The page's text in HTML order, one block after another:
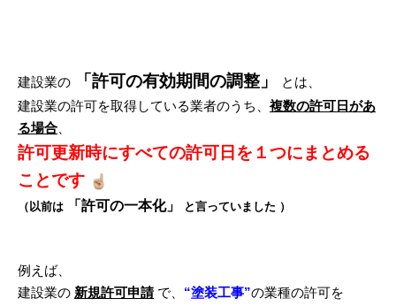
建設業の 「許可の有効期間の調整」
とは、
建設業の許可を取得している業者のうち、 複数の許可日があ
る場合
許可更新時にすべての許可日を１つにまとめる
ことです
（以前は 「許可の一本化」 と言っていました ）
例えば、
建設業の 新規許可申請 で “塗装工事”の業種の許可を